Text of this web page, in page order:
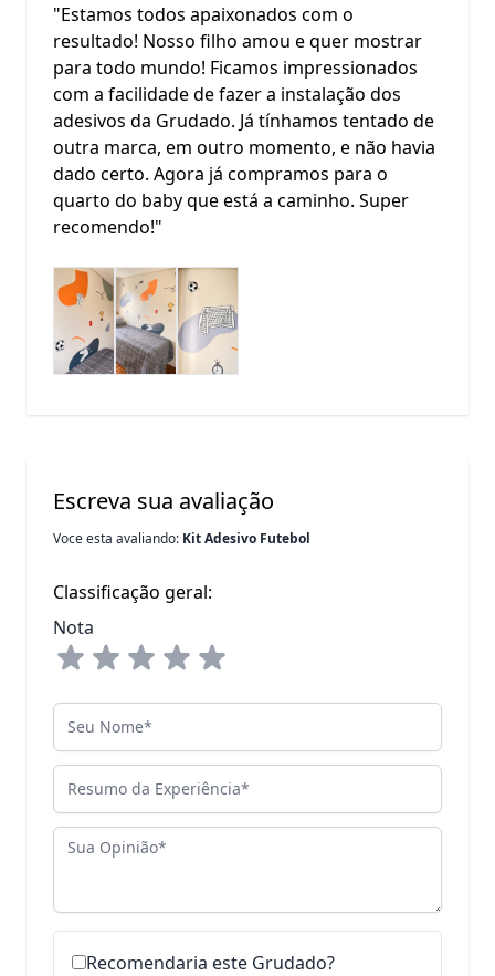
"Estamos todos apaixonados com o
resultado! Nosso filho amou e quer mostrar
para todo mundo! Ficamos impressionados
com a facilidade de fazer a instalação dos
adesivos da Grudado. Já tínhamos tentado de
outra marca, em outro momento, e não havia
dado certo. Agora já compramos para o
quarto do baby que está a caminho. Super
recomendo!"
Escreva sua avaliação
Voce esta avaliando: Kit Adesivo Futebol
Classificação geral:
Nota
Seu Nome
Resumo da Experiência
Sua Opinião
Recomendaria este Grudado?